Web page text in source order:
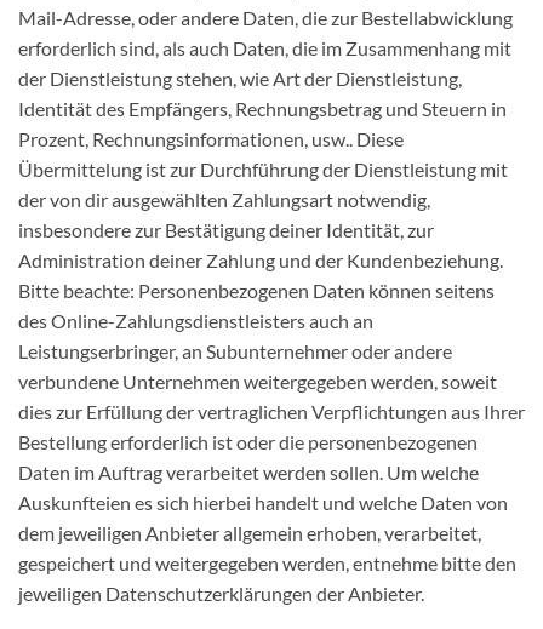
Mail-Adresse, oder andere Daten, die zur Bestellabwicklung
erforderlich sind, als auch Daten, die im Zusammenhang mit
der Dienstleistung stehen, wie Art der Dienstleistung,
Identität des Empfängers, Rechnungsbetrag und Steuern in
Prozent, Rechnungsinformationen, usw.. Diese
Übermittelung ist zur Durchführung der Dienstleistung mit
der von dir ausgewählten Zahlungsart notwendig,
insbesondere zur Bestätigung deiner Identität, zur
Administration deiner Zahlung und der Kundenbeziehung.
Bitte beachte: Personenbezogenen Daten können seitens
des Online-Zahlungsdienstleisters auch an
Leistungserbringer, an Subunternehmer oder andere
verbundene Unternehmen weitergegeben werden, soweit
dies zur Erfüllung der vertraglichen Verpflichtungen aus Ihrer
Bestellung erforderlich ist oder die personenbezogenen
Daten im Auftrag verarbeitet werden sollen. Um welche
Auskunfteien es sich hierbei handelt und welche Daten von
dem jeweiligen Anbieter allgemein erhoben, verarbeitet,
gespeichert und weitergegeben werden, entnehme bitte den
jeweiligen Datenschutzerklärungen der Anbieter.